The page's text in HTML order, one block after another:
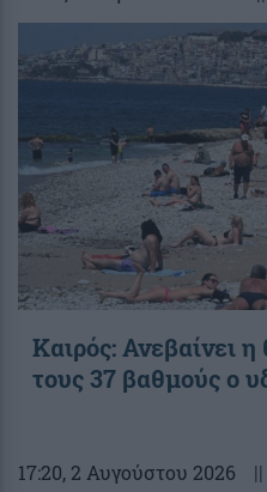
Καιρός: Ανεβαίνει
τους 37 βαθμούς ο
17:20, 2 Αυγούστου 2026 ||